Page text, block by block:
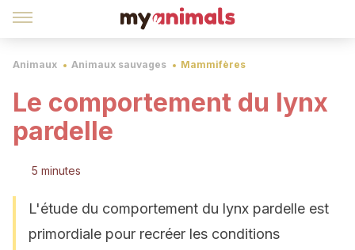
Animaux Animaux sauvages Mammifères
Le comportement du lynx
pardelle
5 minutes
L'étude du comportement du lynx pardelle est
primordiale pour recréer les conditions